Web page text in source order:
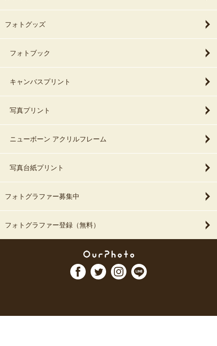
フォトグッズ
フォトブック
キャンバスプリント
写真プリント
ニューボーン アクリルフレーム
写真台紙プリント
フォトグラファー募集中
フォトグラファー登録（無料）